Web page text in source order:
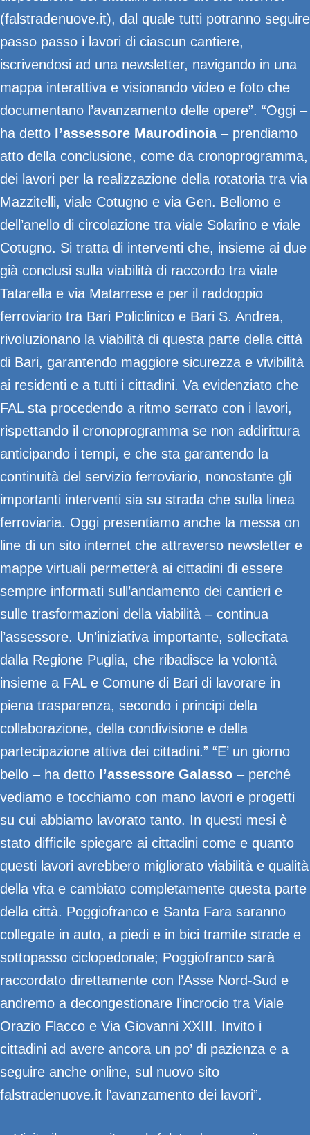
(falstradenuove.it), dal quale tutti potranno seguire
passo passo i lavori di ciascun cantiere,
iscrivendosi ad una newsletter, navigando in una
mappa interattiva e visionando video e foto che
documentano l’avanzamento delle opere”. “Oggi –
ha detto l’assessore Maurodinoia– prendiamo
atto della conclusione, come da cronoprogramma,
dei lavori per la realizzazione della rotatoria tra via
Mazzitelli, viale Cotugno e via Gen. Bellomo e
dell’anello di circolazione tra viale Solarino e viale
Cotugno. Si tratta di interventi che, insieme ai due
già conclusi sulla viabilità di raccordo tra viale
Tatarella e via Matarrese e per il raddoppio
ferroviario tra Bari Policlinico e Bari S. Andrea,
rivoluzionano la viabilità di questa parte della città
di Bari, garantendo maggiore sicurezza e vivibilità
ai residenti e a tutti i cittadini. Va evidenziato che
FAL sta procedendo a ritmo serrato con i lavori,
rispettando il cronoprogramma se non addirittura
anticipando i tempi, e che sta garantendo la
continuità del servizio ferroviario, nonostante gli
importanti interventi sia su strada che sulla linea
ferroviaria. Oggi presentiamo anche la messa on
line di un sito internet che attraverso newsletter e
mappe virtuali permetterà ai cittadini di essere
sempre informati sull’andamento dei cantieri e
sulle trasformazioni della viabilità – continua
l’assessore. Un’iniziativa importante, sollecitata
dalla Regione Puglia, che ribadisce la volontà
insieme a FAL e Comune di Bari di lavorare in
piena trasparenza, secondo i principi della
collaborazione, della condivisione e della
partecipazione attiva dei cittadini.” “E’ un giorno
bello – ha detto l’assessore Galasso – perché
vediamo e tocchiamo con mano lavori e progetti
su cui abbiamo lavorato tanto. In questi mesi è
stato difficile spiegare ai cittadini come e quanto
questi lavori avrebbero migliorato viabilità e qualità
della vita e cambiato completamente questa parte
della città. Poggiofranco e Santa Fara saranno
collegate in auto, a piedi e in bici tramite strade e
sottopasso ciclopedonale; Poggiofranco sarà
raccordato direttamente con l’Asse Nord-Sud e
andremo a decongestionare l’incrocio tra Viale
Orazio Flacco e Via Giovanni XXIII. Invito i
cittadini ad avere ancora un po’ di pazienza e a
seguire anche online, sul nuovo sito
falstradenuove.it l’avanzamento dei lavori”.